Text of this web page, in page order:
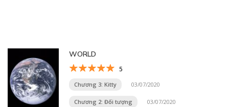
WORLD
5
Chương 3: Kitty 03/07/2020
Chương 2: Đối tượng 03/07/2020